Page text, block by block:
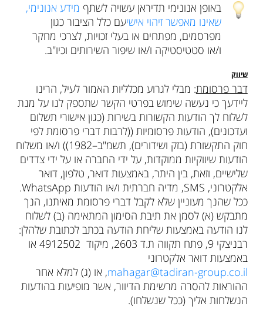
באופן אנונימי תדיראן עשויה לשתף מידע אנונימי,
שאינו מאפשר זיהוי אישיעם כלל הציבור כגון
מפרסמים, מפתחים או בעלי זכויות, לצרכי מחקר
ו/או סטטיסטיקה ו/או שיפור השירותים וכיו"ב.
שיווק
דבר פרסומת: מבלי לגרוע מכלליות האמור לעיל, הרינו
ליידעך כי נעשה שימוש בפרטי הקשר שתספק לנו על מנת
לשלוח לך הודעות הקשורות בשירות (כגון אישורי תשלום
ועדכונים), הודעות פרסומיות ((לרבות דברי פרסומת לפי
חוק התקשורת (בזק ושידורים), תשמ"ב–1982)) ו/או משלוח
הודעות שיווקיות ממוקדות, על ידי החברה או על ידי צדדים
שלישיים, וזאת, בין היתר, באמצעות דואר, טלפון, דואר
אלקטרוני, SMS, מדיה חברתית ו/או הודעות WhatsApp.
ככל שהנך מעוניין שלא לקבל דברי פרסומת מאיתנו, הנך
מתבקש (א) לסמן את תיבת הסימון המתאימה (ב) לשלוח
לנו הודעה באמצעות שליחת הודעה בכתב לכתובת שלהלן:
רבניצקי 9, פתח תקווה ת.ד 2603, מיקוד 4912502 או
באמצעות דואר אלקטרוני
mahagar@tadiran-group.co.il, או (ג) למלא אחר
ההוראות להסרה מרשימת הדיוור, אשר מופיעות בהודעות
הנשלחות אליך (ככל שנשלחו).